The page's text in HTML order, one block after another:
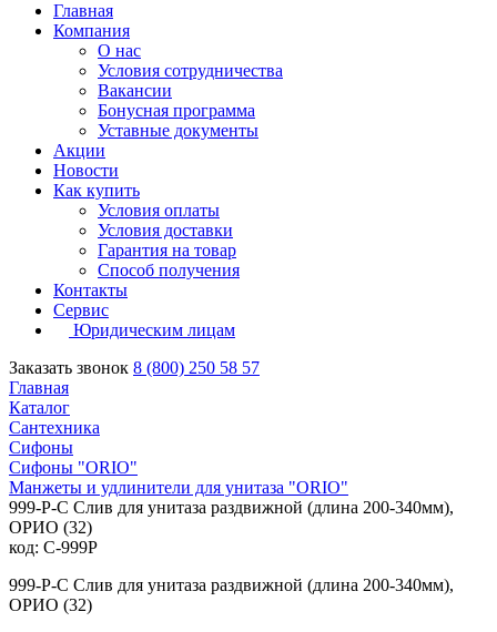
Главная
Компания
О нас
Условия сотрудничества
Вакансии
Бонусная программа
Уставные документы
Акции
Новости
Как купить
Условия оплаты
Условия доставки
Гарантия на товар
Способ получения
Контакты
Сервис
Юридическим лицам
Заказать звонок 8 (800) 250 58 57
Главная
Каталог
Сантехника
Сифоны
Сифоны "ORIO"
Манжеты и удлинители для унитаза "ORIO"
999-P-С Слив для унитаза раздвижной (длина 200-340мм),
ОРИО (32)
код: С-999P
999-P-С Слив для унитаза раздвижной (длина 200-340мм),
ОРИО (32)